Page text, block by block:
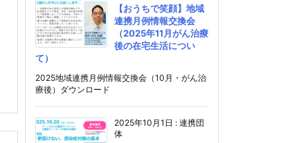
【おうちで笑顔】地域
連携月例情報交換会
（2025年11月がん治療
後の在宅生活につい
て）
2025地域連携月例情報交換会（10月・がん治
療後）ダウンロード
2025年10月1日 : 連携団
体